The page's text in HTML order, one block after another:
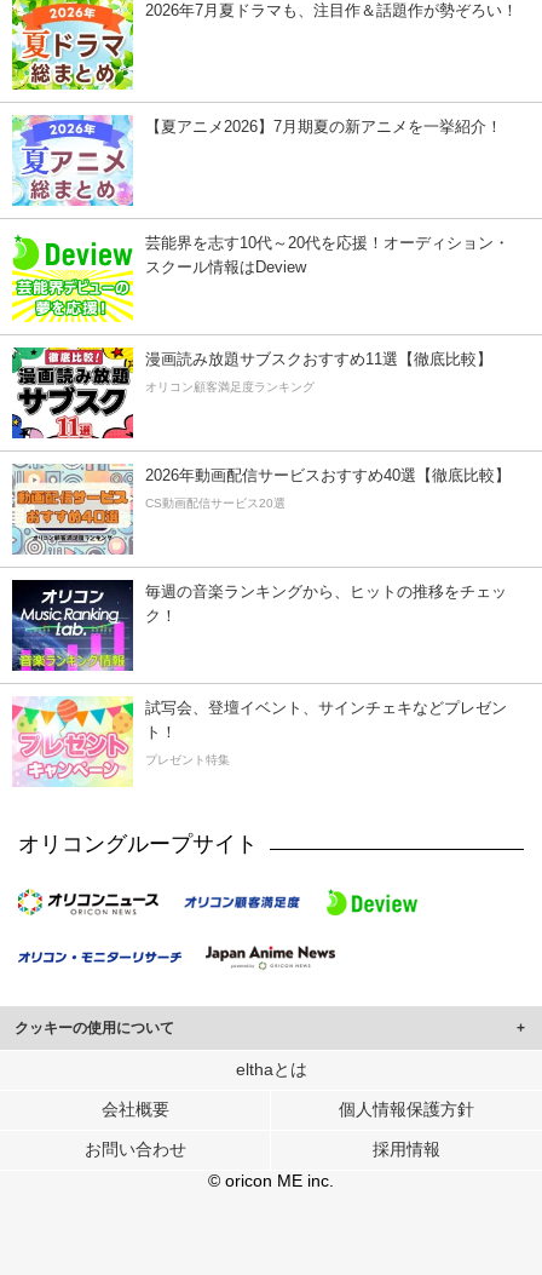
2026年7月夏ドラマも、注目作＆話題作が勢ぞろい！
【夏アニメ2026】7月期夏の新アニメを一挙紹介！
芸能界を志す10代～20代を応援！オーディション・
スクール情報はDeview
漫画読み放題サブスクおすすめ11選【徹底比較】
オリコン顧客満足度ランキング
2026年動画配信サービスおすすめ40選【徹底比較】
CS動画配信サービス20選
毎週の音楽ランキングから、ヒットの推移をチェッ
ク！
試写会、登壇イベント、サインチェキなどプレゼン
ト！
プレゼント特集
オリコングループサイト
クッキーの使用について
このサイトでは Cookie を使用して、ユーザーに合わせたコンテンツや広告の
行っています。
メディアや広告配信、データ解析の各パートナーに提供しています。
各パートナーは、この情報とユーザーが各パートナーに提供した他の情報や、
ユーザーが各パートナーのサービスを使用したときに収集した他の情報を組み
elthaとは
会社概要 個人情報保護方針
お問い合わせ
採用情報
© oricon ME inc.